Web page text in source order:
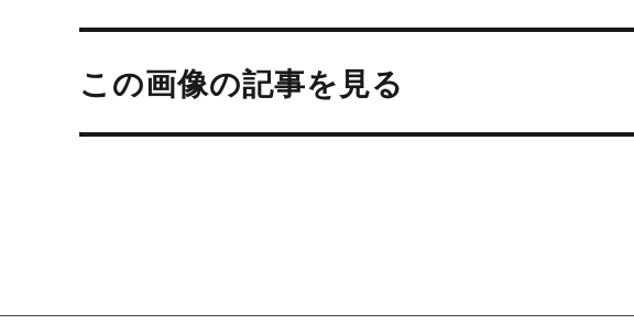
投
ナ
ビ
ー
この画像の記事を見る